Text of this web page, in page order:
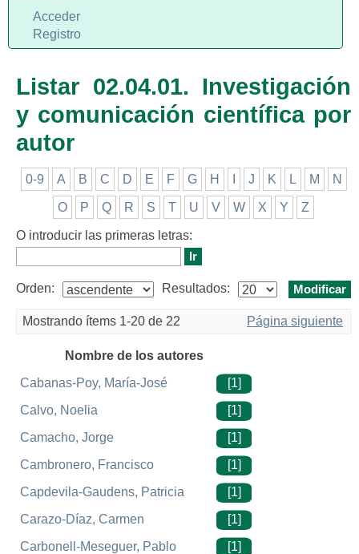
Listar 02.04.01. Investigación
y comunicación científica por
autor
0-9 A B C D E F G H J K L M N
O P Q R S T U V W X Y Z
O introducir las primeras letras:
Orden: Resultados:
Mostrando ítems 1-20 de 22 Página siguiente
Nombre de los autores
Cabanas-Poy, María-José
[1]
Calvo, Noelia
[1]
Camacho, Jorge
[1]
Cambronero, Francisco
[1]
Capdevila-Gaudens, Patricia
[1]
Carazo-Díaz, Carmen
[1]
Carbonell-Meseguer, Pablo
[1]
Acceder
Registro